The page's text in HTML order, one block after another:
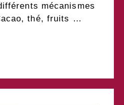
mécanismes
thé, fruits …